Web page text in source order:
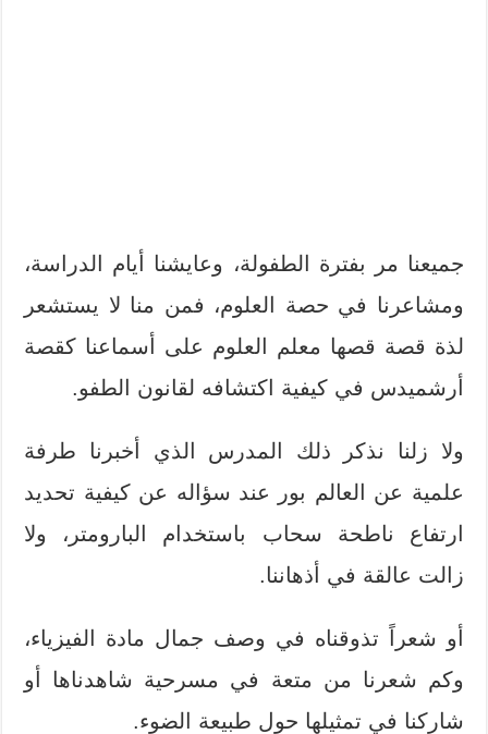
جميعنا مر بفترة الطفولة، وعايشنا أيام الدراسة،
ومشاعرنا في حصة العلوم، فمن منا لا يستشعر
لذة قصة قصها معلم العلوم على أسماعنا كقصة
أرشميدس في كيفية اكتشافه لقانون الطفو.
ولا زلنا نذكر ذلك المدرس الذي أخبرنا طرفة
علمية عن العالم بور عند سؤاله عن كيفية تحديد
ارتفاع ناطحة سحاب باستخدام البارومتر، ولا
زالت عالقة في أذهاننا.
أو شعراً تذوقناه في وصف جمال مادة الفيزياء،
وكم شعرنا من متعة في مسرحية شاهدناها أو
شاركنا في تمثيلها حول طبيعة الضوء.